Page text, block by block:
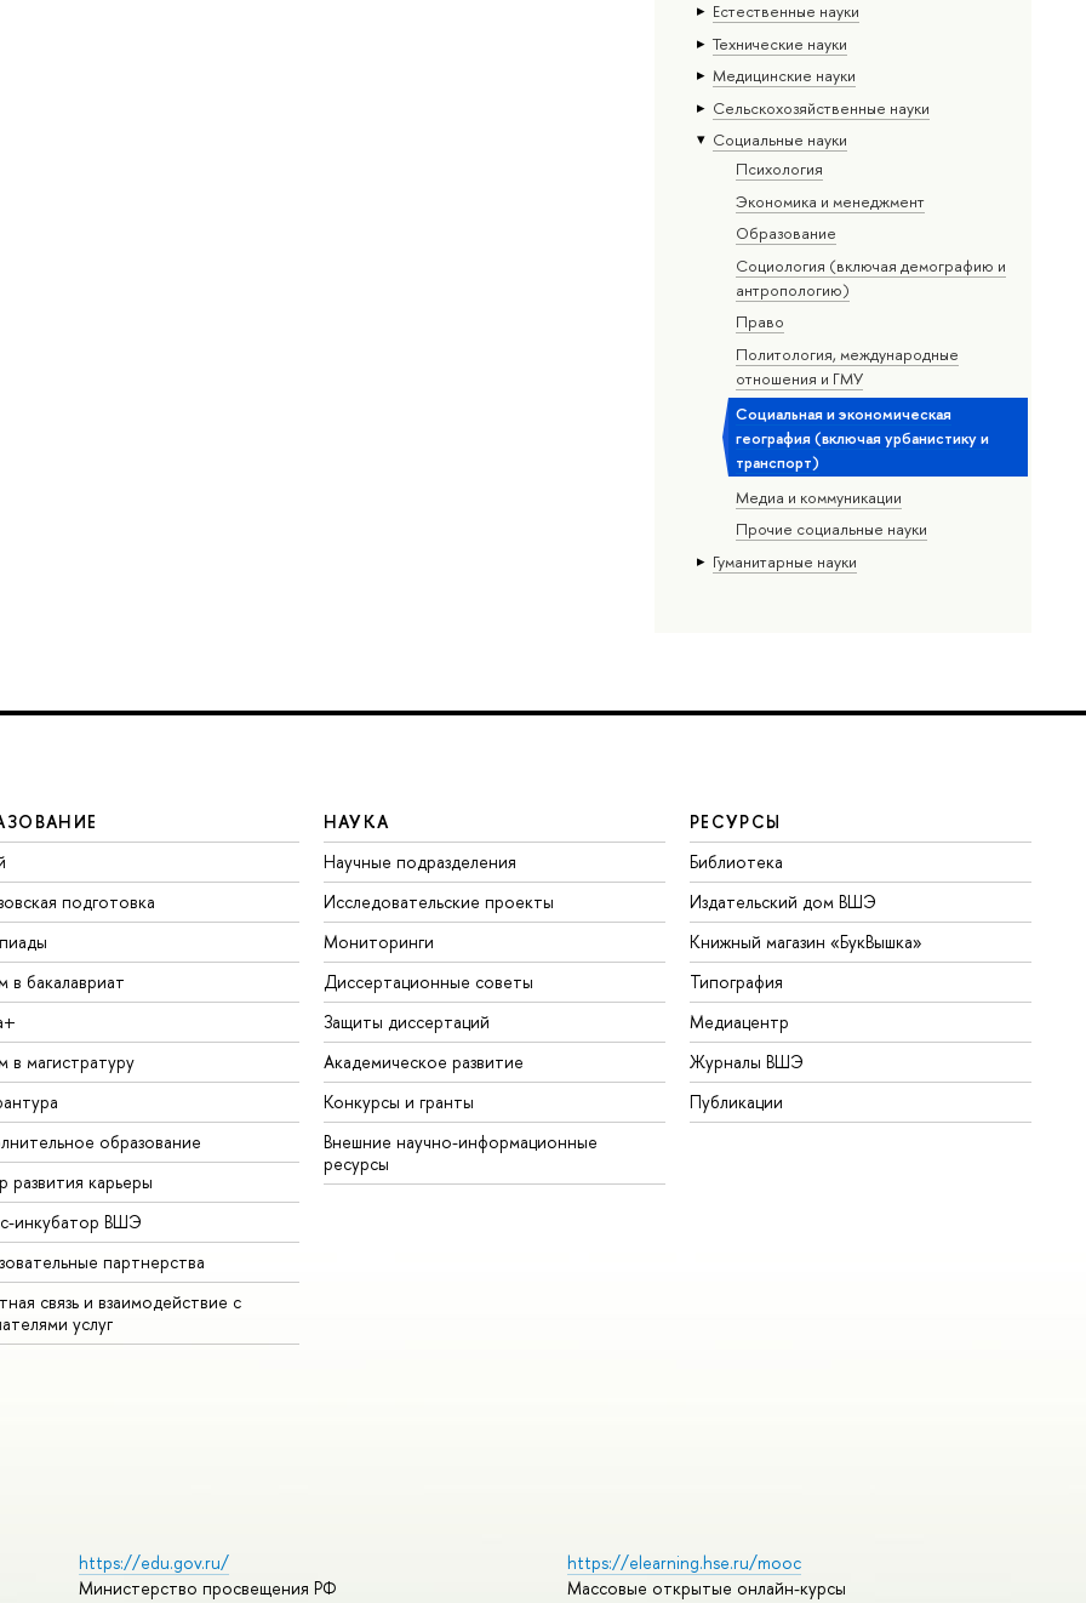
Естественные науки
Тех­ничес­кие науки
Медицинские науки
Сельскохозяйственные науки
Социальные науки
Психология
Экономика и менеджмент
Образование
Социология (включая демографию и
антропологию)
Право
Политология, международные
отношения и ГМУ
Социальная и экономическая
география (включая урбанистику и
транспорт)
Медиа и коммуникации
Прочие социальные науки
Гуманитарные науки
подготовка
в бакалавриат
в магистратуру
образование
развития карьеры
инкубатор ВШЭ
партнерства
связь и взаимодействие с
услуг
НАУКА
Научные подразделения
Исследовательские проекты
Мониторинги
Диссертационные советы
Защиты диссертаций
Академическое развитие
Конкурсы и гранты
Внешние научно-информационные
ресурсы
РЕСУРСЫ
Библиотека
Издательский дом ВШЭ
Книжный магазин «БукВышка»
Типография
Медиацентр
Журналы ВШЭ
Публикации
https://edu.gov.ru/
Министерство просвещения РФ
https://elearning.hse.ru/mooc
Массовые открытые онлайн-курсы